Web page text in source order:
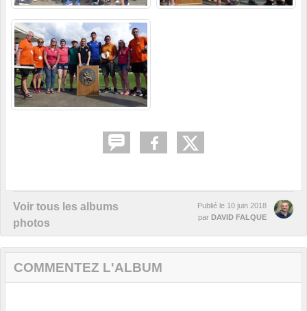
Voir tous les albums
photos
Publié le 10 juin 2018
par DAVID FALQUE
COMMENTEZ L'ALBUM